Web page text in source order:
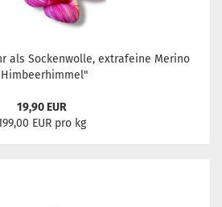
als Sockenwolle, extrafeine Merino
19,90 EUR
EUR pro kg